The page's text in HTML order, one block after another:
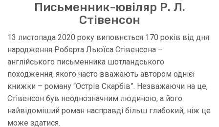
Письменник-ювіляр Р. Л.
Стівенсон
13 листопада 2020 року виповнється 170 років від дня
народження Роберта Льюїса Стівенсона –
англійського письменника шотландського
походження, якого часто вважають автором однієї
книжки – роману “Острів Скарбів”. Незважаючи на це,
Стівенсон був неоднозначним людиною, а його
найвідоміший роман насправді більш глибокий, ніж це
може здатися.